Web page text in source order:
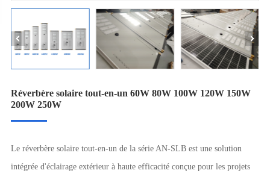
Réverbère solaire tout-en-un 60W 80W 100W 120W 150W
200W 250W
Le réverbère solaire tout-en-un de la série AN-SLB est une solution
intégrée d'éclairage extérieur à haute efficacité conçue pour les projets